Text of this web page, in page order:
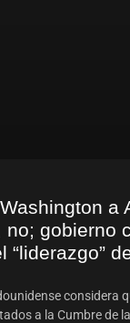
a
no; gobierno
“liderazgo”
considera
a la Cumbre de